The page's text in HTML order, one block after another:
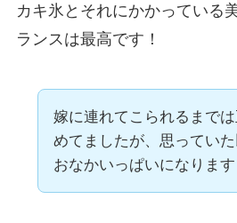
カキ氷とそれにかかっている
ランスは最高です！
嫁に連れてこられるまで
めてましたが、思ってい
おなかいっぱいになります